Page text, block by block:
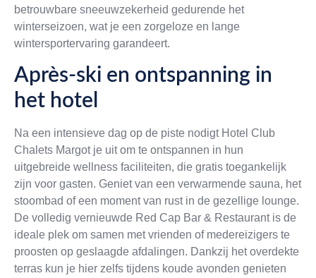
betrouwbare sneeuwzekerheid gedurende het
winterseizoen, wat je een zorgeloze en lange
wintersportervaring garandeert.
Après-ski en ontspanning in
het hotel
Na een intensieve dag op de piste nodigt Hotel Club
Chalets Margot je uit om te ontspannen in hun
uitgebreide wellness faciliteiten, die gratis toegankelijk
zijn voor gasten. Geniet van een verwarmende sauna, het
stoombad of een moment van rust in de gezellige lounge.
De volledig vernieuwde Red Cap Bar & Restaurant is de
ideale plek om samen met vrienden of medereizigers te
proosten op geslaagde afdalingen. Dankzij het overdekte
terras kun je hier zelfs tijdens koude avonden genieten